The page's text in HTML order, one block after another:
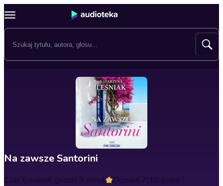
Na zawsze Santorini
Czas trwania6 godzin 9 minut Ocena4.7(10 ocen)